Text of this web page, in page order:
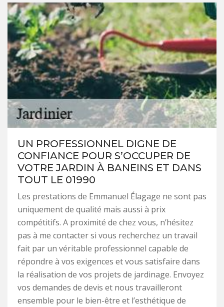
UN PROFESSIONNEL DIGNE DE
CONFIANCE POUR S’OCCUPER DE
VOTRE JARDIN À BANEINS ET DANS
TOUT LE 01990
Les prestations de Emmanuel Élagage ne sont pas
uniquement de qualité mais aussi à prix
compétitifs. A proximité de chez vous, n’hésitez
pas à me contacter si vous recherchez un travail
fait par un véritable professionnel capable de
répondre à vos exigences et vous satisfaire dans
la réalisation de vos projets de jardinage. Envoyez
vos demandes de devis et nous travailleront
ensemble pour le bien-être et l’esthétique de